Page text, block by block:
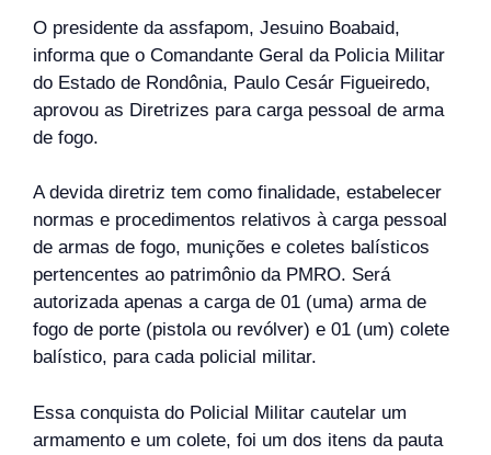
O presidente da assfapom, Jesuino Boabaid,
informa que o Comandante Geral da Policia Militar
do Estado de Rondônia, Paulo Cesár Figueiredo,
aprovou as Diretrizes para carga pessoal de arma
de fogo.
A devida diretriz tem como finalidade, estabelecer
normas e procedimentos relativos à carga pessoal
de armas de fogo, munições e coletes balísticos
pertencentes ao patrimônio da PMRO. Será
autorizada apenas a carga de 01 (uma) arma de
fogo de porte (pistola ou revólver) e 01 (um) colete
balístico, para cada policial militar.
Essa conquista do Policial Militar cautelar um
armamento e um colete, foi um dos itens da pauta